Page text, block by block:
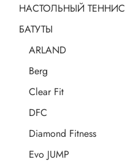
НАСТОЛЬНЫЙ ТЕННИС
БАТУТЫ
ARLAND
Berg
Clear Fit
DFC
Diamond Fitness
Evo JUMP